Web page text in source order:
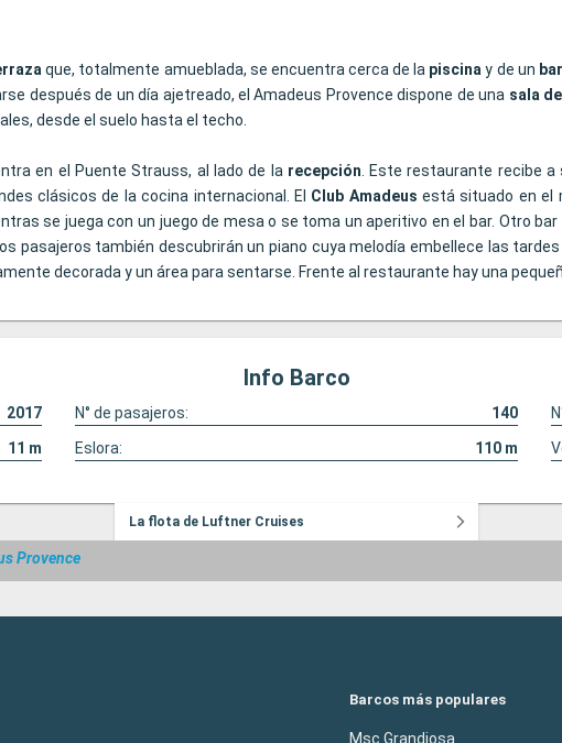
que, totalmente amueblada, se encuentra cerca de la piscina y de un bar
después de un día ajetreado, el Amadeus Provence dispone de una sala
desde el suelo hasta el techo.
en el Puente Strauss, al lado de la recepción . Este restaurante recibe
clásicos de la cocina internacional. El Club Amadeus está situado en el
se juega con un juego de mesa o se toma un aperitivo en el bar. Otro
pasajeros también descubrirán un piano cuya melodía embellece las
decorada y un área para sentarse. Frente al restaurante hay una
Info Barco
2017 N° de pasajeros: 140
11 m Eslora: 110 m
La flota de Luftner Cruises
Provence
Barcos más populares
Msc Grandiosa